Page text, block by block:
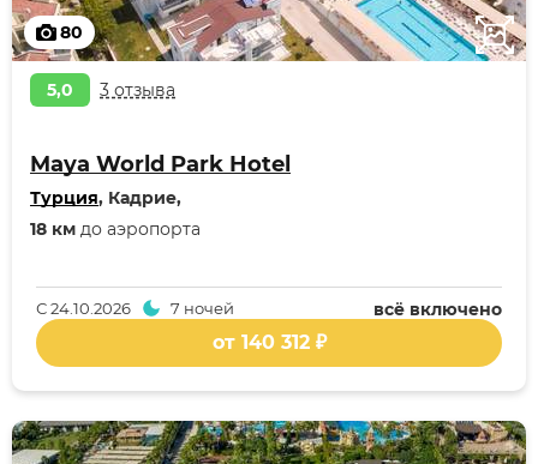
80
5,0 3 отзыва
Maya World Park Hotel
Турция, Кадрие,
18 км до аэропорта
всё включено
С24.10.2026 7 ночей
от 140 312 ₽